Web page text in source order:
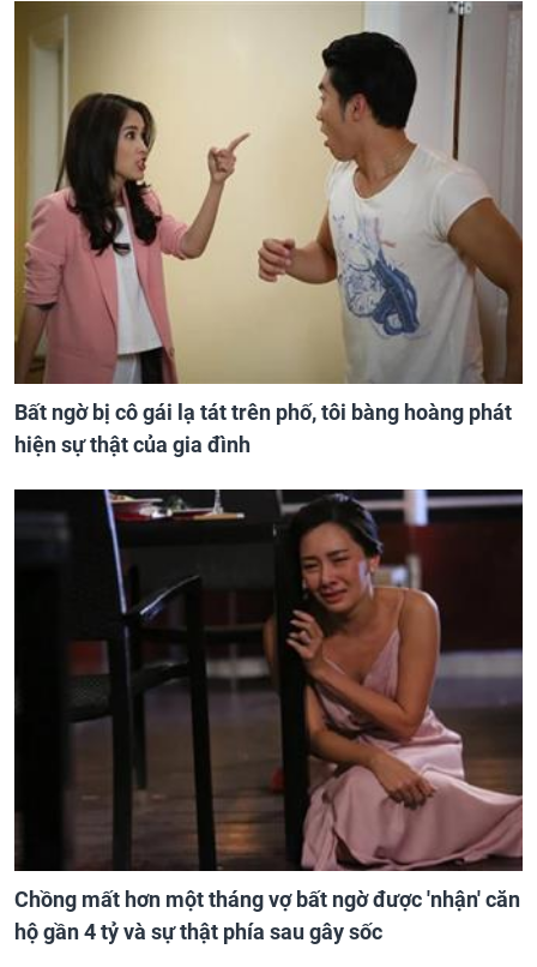
Bất ngờ bị cô gái lạ tát trên phố, tôi bàng hoàng phát
hiện sự thật của gia đình
Chồng mất hơn một tháng vợ bất ngờ được 'nhận' căn
hộ gần 4 tỷ và sự thật phía sau gây sốc